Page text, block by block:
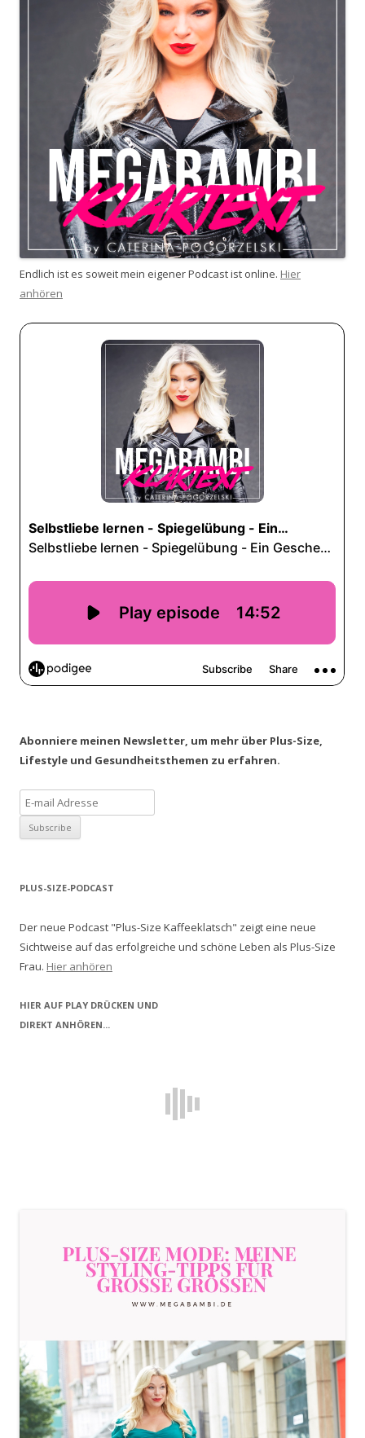
Endlich ist es soweit mein eigener Podcast ist online. Hier
anhören
Abonniere meinen Newsletter, um mehr über Plus-Size,
Lifestyle und Gesundheitsthemen zu erfahren.
PLUS-SIZE-PODCAST
Der neue Podcast "Plus-Size Kaffeeklatsch" zeigt eine neue
Sichtweise auf das erfolgreiche und schöne Leben als Plus-Size
Frau. Hier anhören
HIER AUF PLAY DRÜCKEN UND
DIREKT ANHÖREN...